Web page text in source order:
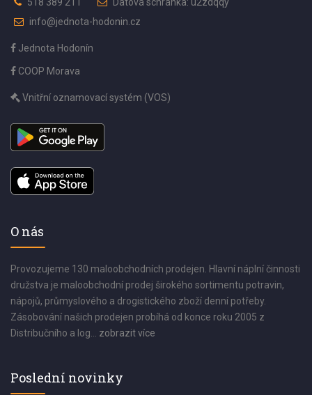
info@jednota-hodonin.cz
Jednota Hodonín
COOP Morava
Vnitřní oznamovací systém (VOS)
O nás
Provozujeme 130 maloobchodních prodejen. Hlavní náplní činnosti
družstva je maloobchodní prodej širokého sortimentu potravin,
nápojů, průmyslového a drogistického zboží denní potřeby.
Zásobování našich prodejen probíhá od konce roku 2005 z
Distribučního a log... zobrazit více
Poslední novinky